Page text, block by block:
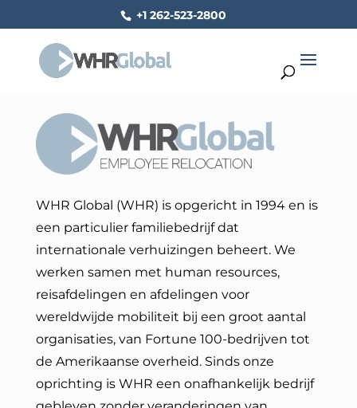
+1 262-523-2800
WHR Global (WHR) is opgericht in 1994 en is
een particulier familiebedrijf dat
internationale verhuizingen beheert. We
werken samen met human resources,
reisafdelingen en afdelingen voor
wereldwijde mobiliteit bij een groot aantal
organisaties, van Fortune 100-bedrijven tot
de Amerikaanse overheid. Sinds onze
oprichting is WHR een onafhankelijk bedrijf